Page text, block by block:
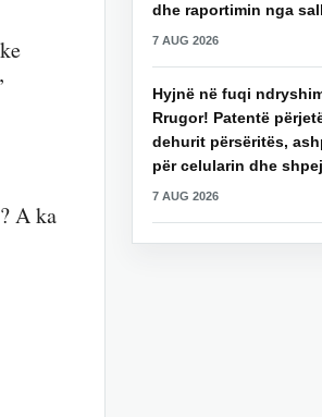
A ka
dhe raportimin nga
7 AUG 2026
Hyjnë në fuqi
Rrugor! Patentë
dehurit përsëritës,
për celularin dhe
7 AUG 2026